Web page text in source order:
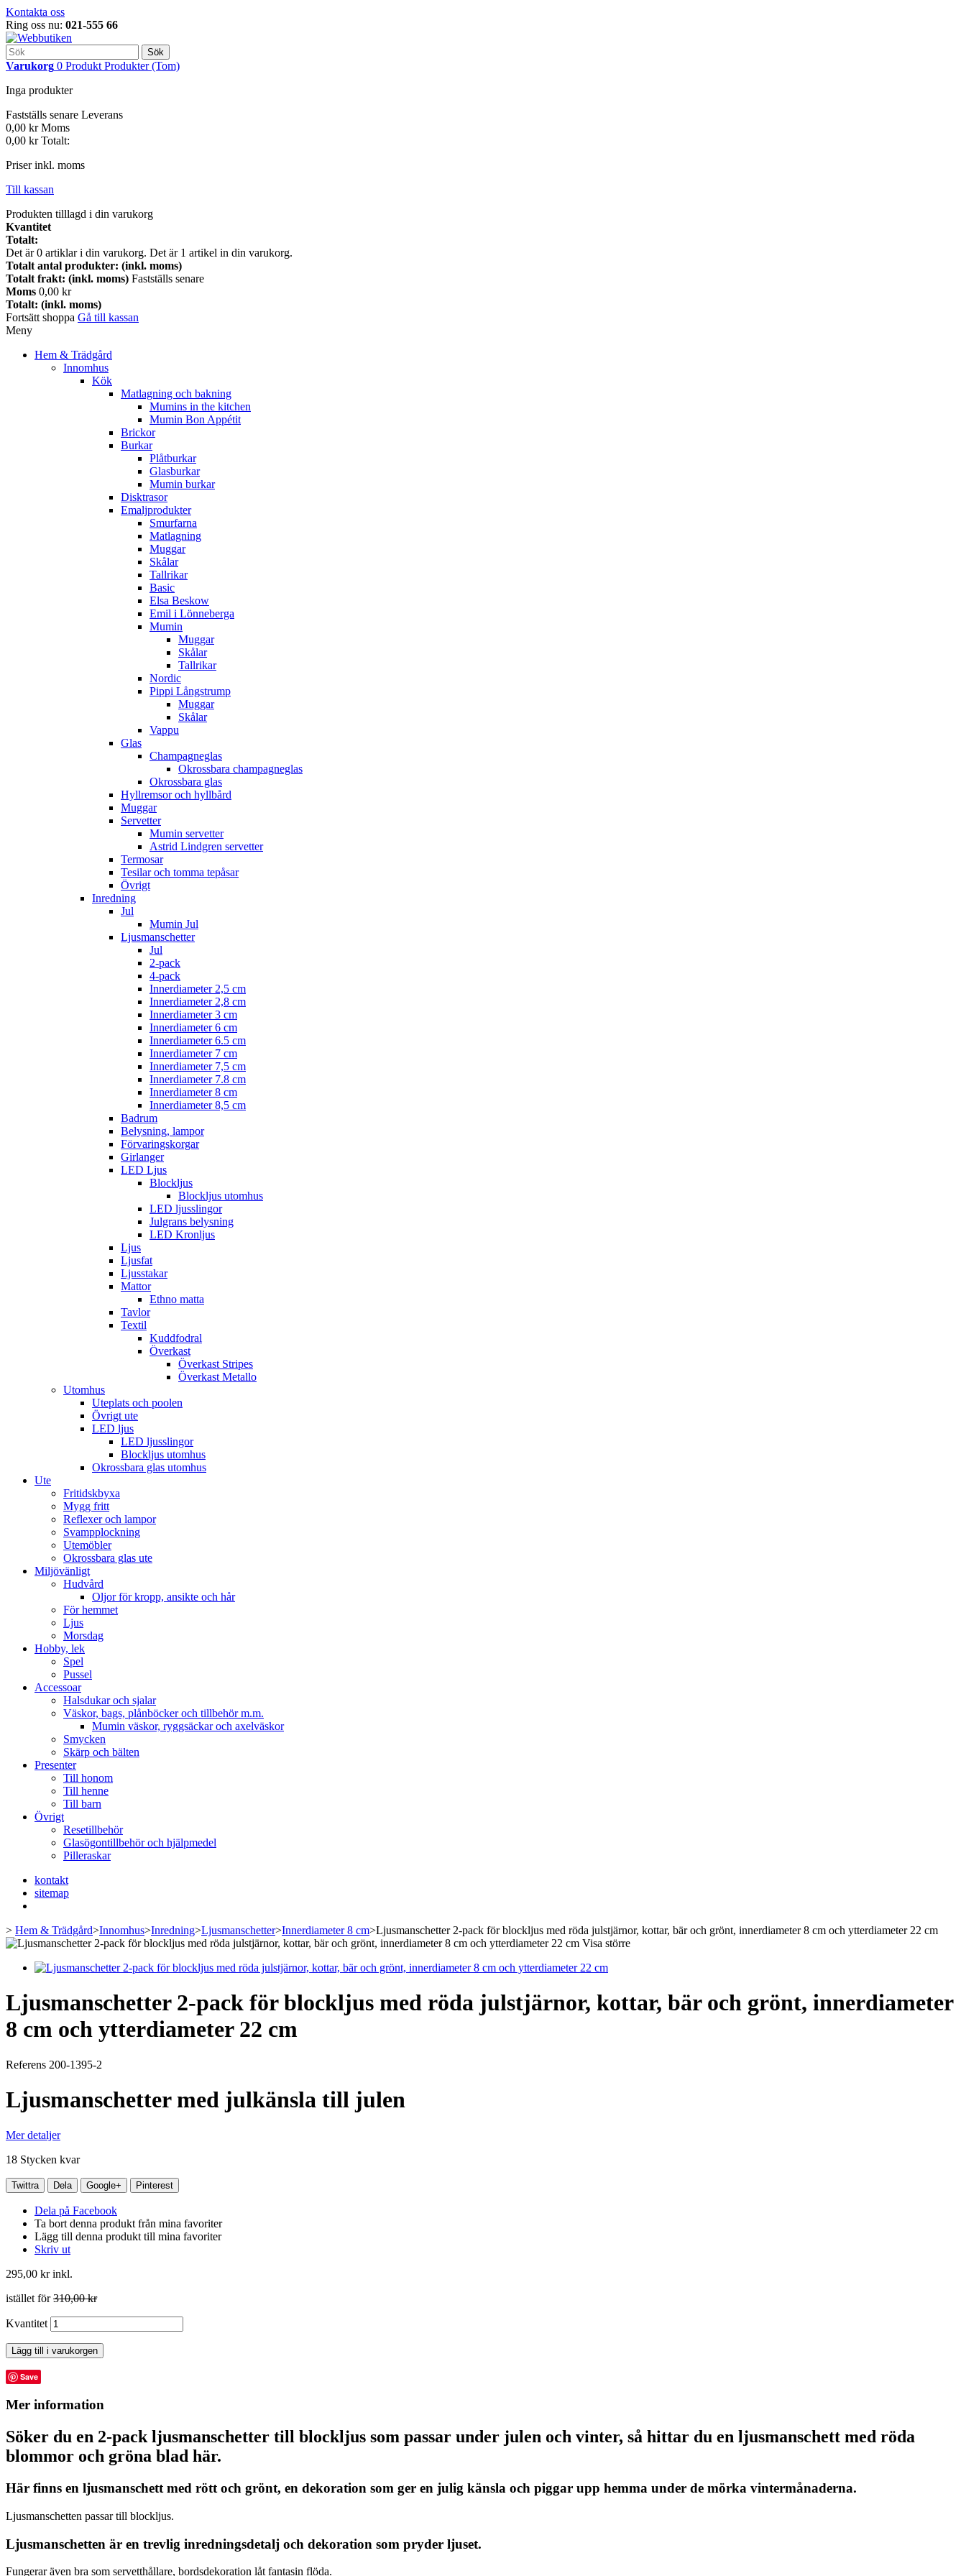
Kontakta oss
Ring oss nu: 021-555 66
Sök
Varukorg 0 Produkt Produkter (Tom)
Inga produkter
Fastställs senare Leverans
0,00 kr Moms
0,00 kr Totalt:
Priser inkl. moms
Till kassan
Produkten tilllagd i din varukorg
Kvantitet
Totalt:
Det är0 artiklar i din varukorg. Det är 1 artikel in din varukorg.
Totalt antal produkter: (inkl. moms)
Totalt frakt: (inkl. moms) Fastställs senare
Moms 0,00 kr
Totalt: (inkl. moms)
Fortsätt shoppa Gå till kassan
Meny
Hem & Trädgård
Innomhus
Kök
Matlagning och bakning
Mumins in the kitchen
Mumin Bon Appétit
Brickor
Burkar
Plåtburkar
Glasburkar
Mumin burkar
Disktrasor
Emaljprodukter
Smurfarna
Matlagning
Muggar
Skålar
Tallrikar
Basic
Elsa Beskow
Emil i Lönneberga
Mumin
Muggar
Skålar
Tallrikar
Nordic
Pippi Långstrump
Muggar
Skålar
Vappu
Glas
Champagneglas
Okrossbara champagneglas
Okrossbara glas
Hyllremsor och hyllbård
Muggar
Servetter
Mumin servetter
Astrid Lindgren servetter
Termosar
Tesilar och tomma tepåsar
Övrigt
Inredning
Jul
Mumin Jul
Ljusmanschetter
Jul
2-pack
4-pack
Innerdiameter 2,5 cm
Innerdiameter 2,8 cm
Innerdiameter 3 cm
Innerdiameter 6 cm
Innerdiameter 6.5 cm
Innerdiameter 7 cm
Innerdiameter 7,5 cm
Innerdiameter 7.8 cm
Innerdiameter 8 cm
Innerdiameter 8,5 cm
Badrum
Belysning, lampor
Förvaringskorgar
Girlanger
LED Ljus
Blockljus
Blockljus utomhus
LED ljusslingor
Julgrans belysning
LED Kronljus
Ljus
Ljusfat
Ljusstakar
Mattor
Ethno matta
Tavlor
Textil
Kuddfodral
Överkast
Överkast Stripes
Överkast Metallo
Utomhus
Uteplats och poolen
Övrigt ute
LED ljus
LED ljusslingor
Blockljus utomhus
Okrossbara glas utomhus
Ute
Fritidskbyxa
Mygg fritt
Reflexer och lampor
Svampplockning
Utemöbler
Okrossbara glas ute
Miljövänligt
Hudvård
Oljor för kropp, ansikte och hår
För hemmet
Ljus
Morsdag
Hobby, lek
Spel
Pussel
Accessoar
Halsdukar och sjalar
Väskor, bags, plånböcker och tillbehör m.m.
Mumin väskor, ryggsäckar och axelväskor
Smycken
Skärp och bälten
Presenter
Till honom
Till henne
Till barn
Övrigt
Resetillbehör
Glasögontillbehör och hjälpmedel
Pilleraskar
kontakt
sitemap
> Hem & Trädgård>Innomhus>Inredning>Ljusmanschetter>Innerdiameter 8 cm>Ljusmanschetter 2-pack för blockljus med röda julstjärnor, kottar, bär och grönt, innerdiameter 8 cm och ytterdiameter 22 cm
Visa större
Ljusmanschetter 2-pack för blockljus med röda julstjärnor, kottar, bär och grönt, innerdiameter
8 cm och ytterdiameter 22 cm
Referens 200-1395-2
Ljusmanschetter med julkänsla till julen
Mer detaljer
18 Stycken kvar
Twittra Dela Google+ Pinterest
Dela på Facebook
Ta bort denna produkt från mina favoriter
Lägg till denna produkt till mina favoriter
Skriv ut
295,00 krinkl.
istället för310,00 kr
Kvantitet
Lägg till i varukorgen
Save
Mer information
Söker du en 2-pack ljusmanschetter till blockljus som passar under julen och vinter, så hittar du en ljusmanschett med röda
blommor och gröna blad här.
Här finns en ljusmanschett med rött och grönt, en dekoration som ger en julig känsla och piggar upp hemma under de mörka vintermånaderna.
Ljusmanschetten passar till blockljus.
Ljusmanschetten är en trevlig inredningsdetalj och dekoration som pryder ljuset.
Fungerar även bra som servetthållare, bordsdekoration låt fantasin flöda.